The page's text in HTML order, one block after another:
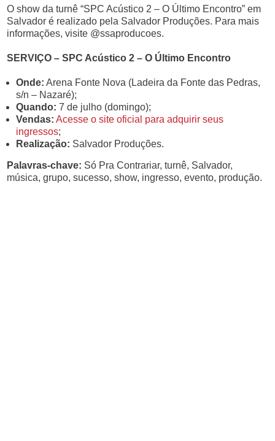
O show da turnê “SPC Acústico 2 – O Último Encontro” em
Salvador é realizado pela Salvador Produções. Para mais
informações, visite @ssaproducoes.
SERVIÇO – SPC Acústico 2 – O Último Encontro
Onde: Arena Fonte Nova (Ladeira da Fonte das Pedras,
s/n – Nazaré);
Quando: 7 de julho (domingo);
Vendas: Acesse o site oficial para adquirir seus
ingressos;
Realização: Salvador Produções.
Palavras-chave: Só Pra Contrariar, turnê, Salvador,
música, grupo, sucesso, show, ingresso, evento, produção.